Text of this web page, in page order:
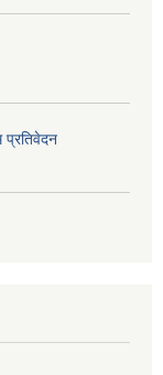
प्रतिवेदन